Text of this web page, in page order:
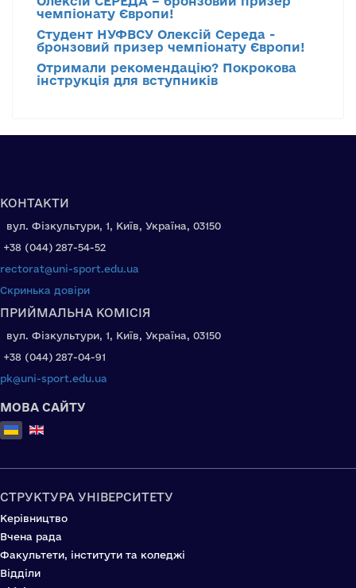
чемпіонату Європи!
Студент НУФВСУ Олексій Середа -
бронзовий призер чемпіонату Європи!
Отримали рекомендацію? Покрокова
інструкція для вступників
КОНТАКТИ
вул. Фізкультури, 1, Київ, Україна, 03150
+38 (044) 287-54-52
rectorat@uni-sport.edu.ua
Скринька довіри
ПРИЙМАЛЬНА КОМІСІЯ
вул. Фізкультури, 1, Київ, Україна, 03150
+38 (044) 287-04-91
pk@uni-sport.edu.ua
МОВА САЙТУ
Оберіть свою мову
СТРУКТУРА УНІВЕРСИТЕТУ
Керівництво
Вчена рада
Факультети, інститути та коледжі
Відділи